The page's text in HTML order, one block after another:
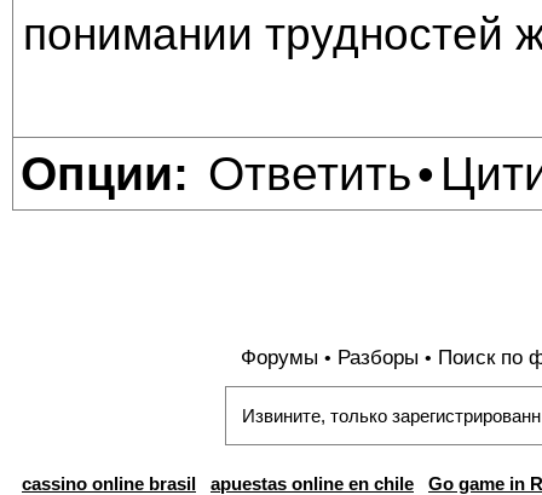
понимании трудностей
Опции: Ответить•
Форумы • Разборы • Поиск по
Извините, только
cassino online brasil apuestas online en chile Go game in